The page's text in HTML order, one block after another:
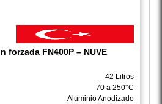
forzada FN400P – NUVE
42 Litros
70 a 250°C
Aluminio Anodizado